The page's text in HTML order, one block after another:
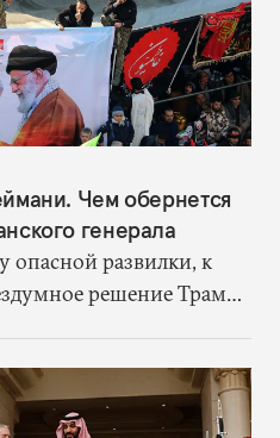
Чем обернется
генерала
опасной развилки, к
решение Трампа
беспилотники
наносил ракетные